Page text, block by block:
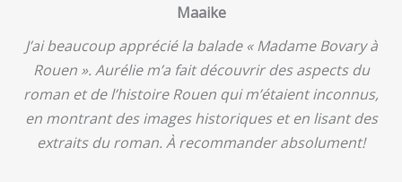
Maaike
J’ai beaucoup apprécié la balade « Madame Bovary à
Rouen ». Aurélie m’a fait découvrir des aspects du
roman et de l’histoire Rouen qui m’étaient inconnus,
en montrant des images historiques et en lisant des
extraits du roman. À recommander absolument!